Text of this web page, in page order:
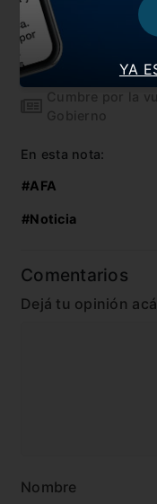
predisposición”
Se terminó la
fútbol en
Cumbre por la
Gobierno
En esta nota:
#AFA
#Noticia
Comentarios
Dejá tu opinión
Nombre
YA